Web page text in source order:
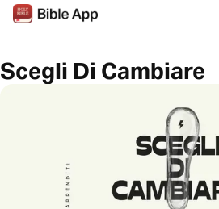
Scegli Di Cambiare